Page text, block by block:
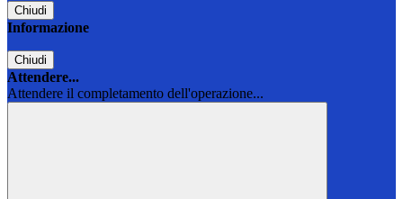
Chiudi
Informazione
Chiudi
Attendere...
Attendere il completamento dell'operazione...